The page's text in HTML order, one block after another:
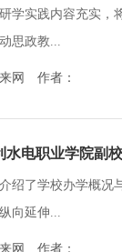
学实践内容充实，
思政教...
来网 作者：
水电职业学院副
绍了学校办学概况
向延伸...
来网 作者：